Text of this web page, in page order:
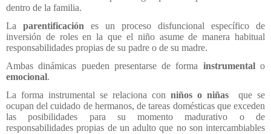
dentro de la familia.
La parentificación es un proceso disfuncional específico de
inversión de roles en la que el niño asume de manera habitual
responsabilidades propias de su padre o de su madre.
Ambas dinámicas pueden presentarse de forma instrumentalo
emocional.
La forma instrumental se relaciona con niños o niñas
que se
ocupan del cuidado de hermanos, de tareas domésticas que exceden
las posibilidades para su momento madurativo o de
responsabilidades propias de un adulto que no son intercambiables